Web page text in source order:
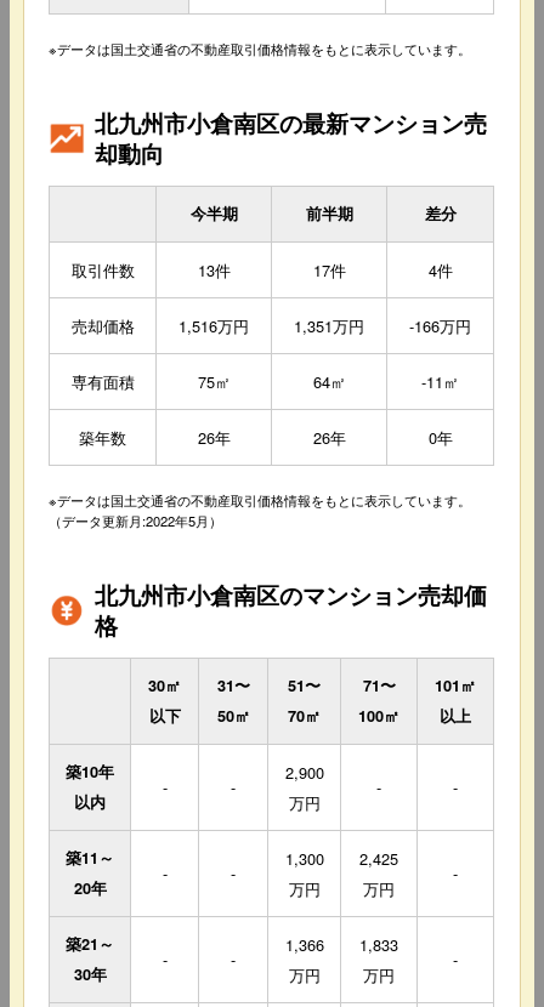
※データは国土交通省の不動産取引価格情報をもとに表示しています。
北九州市小倉南区の最新マンション売
却動向
今半期 前半期 差分
取引件数 13件 17件 4件
売却価格 1,516万円 1,351万円 -166万円
専有面積 75㎡ 64㎡ -11㎡
築年数 26年 26年 0年
※データは国土交通省の不動産取引価格情報をもとに表示しています。
（データ更新月:2022年5月）
北九州市小倉南区のマンション売却価
格
30㎡
以下
31〜
50㎡
51〜
70㎡
71〜
100㎡
101㎡
以上
築10年
以内
- -
2,900
万円
- -
築11～
20年
- -
1,300
万円
2,425
万円
-
築21～
30年
- -
1,366
万円
1,833
万円
-